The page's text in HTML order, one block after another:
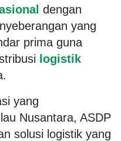
dengan
yang
prima guna
logistik
yang
Nusantara, ASDP
solusi logistik yang